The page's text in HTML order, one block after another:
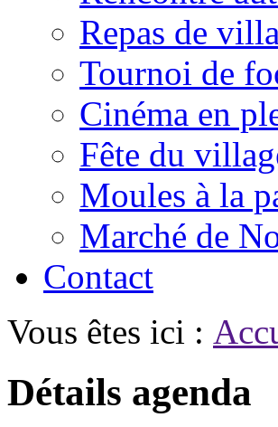
Repas de
Tournoi de
Cinéma en
Fête du
Moules à la
Marché de
Contact
Vous êtes ici :
Détails agenda